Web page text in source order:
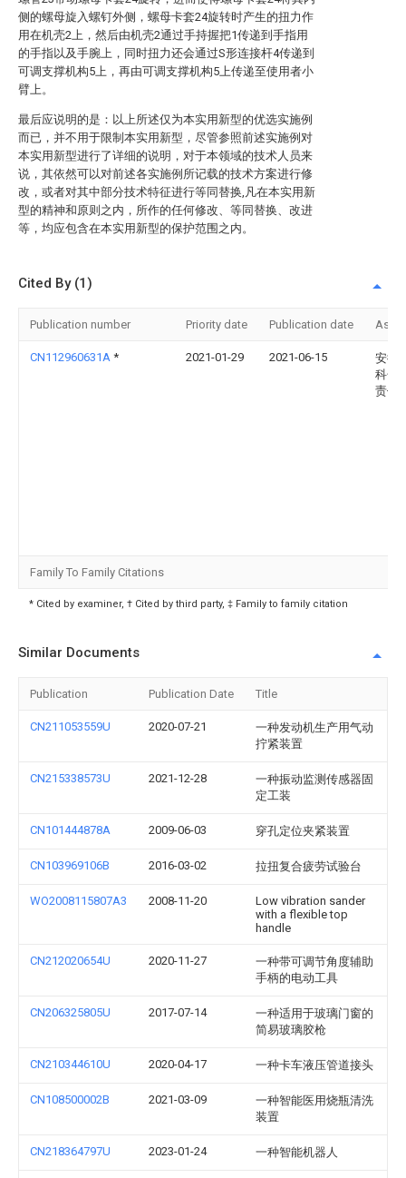
侧的螺母旋入螺钉外侧，螺母卡套24旋转时产生的扭力作
用在机壳2上，然后由机壳2通过手持握把1传递到手指用
的手指以及手腕上，同时扭力还会通过S形连接杆4传递到
可调支撑机构5上，再由可调支撑机构5上传递至使用者小
臂上。
最后应说明的是：以上所述仅为本实用新型的优选实施例
而已，并不用于限制本实用新型，尽管参照前述实施例对
本实用新型进行了详细的说明，对于本领域的技术人员来
说，其依然可以对前述各实施例所记载的技术方案进行修
改，或者对其中部分技术特征进行等同替换,凡在本实用新
型的精神和原则之内，所作的任何修改、等同替换、改进
等，均应包含在本实用新型的保护范围之内。
Cited By (1)
Publication number Priority date Publication date
CN112960631A * 2021-01-29 2021-06-15
安徽
科化
责任
Family To Family Citations
* Cited by examiner, † Cited by third party, ‡ Family to family citation
Similar Documents
Publication Publication Date Title
CN211053559U 2020-07-21
一种发动机生产用气动
拧紧装置
CN215338573U 2021-12-28
一种振动监测传感器固
定工装
CN101444878A 2009-06-03 穿孔定位夹紧装置
CN103969106B 2016-03-02 拉扭复合疲劳试验台
WO2008115807A3 2008-11-20
Low vibration sander
with a flexible top
handle
CN212020654U 2020-11-27
一种带可调节角度辅助
手柄的电动工具
CN206325805U 2017-07-14
一种适用于玻璃门窗的
简易玻璃胶枪
CN210344610U 2020-04-17 一种卡车液压管道接头
CN108500002B 2021-03-09
一种智能医用烧瓶清洗
装置
CN218364797U 2023-01-24 一种智能机器人